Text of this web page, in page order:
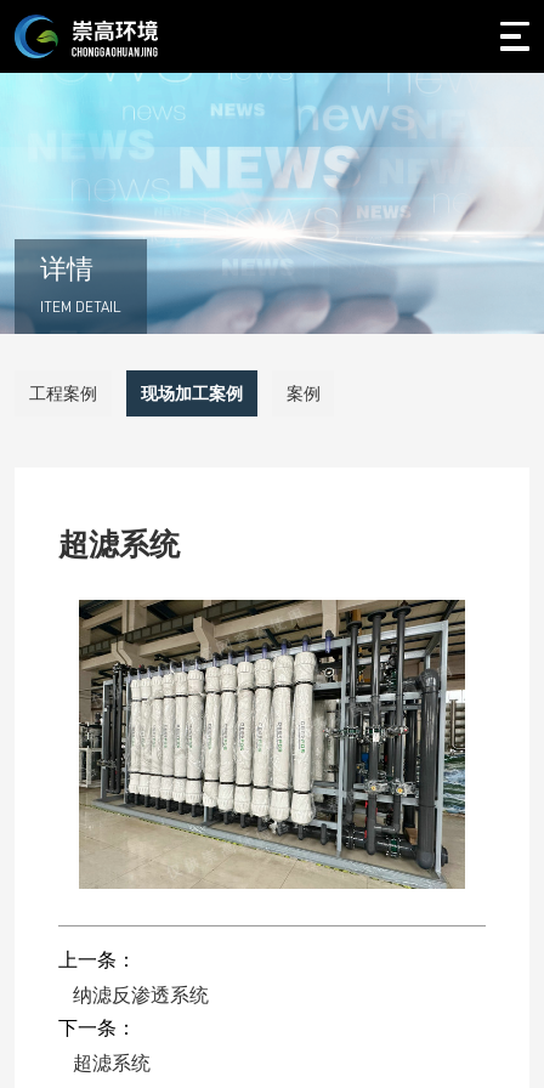
详情
ITEM DETAIL
工程案例 现场加工案例 案例
超滤系统
上一条：
纳滤反渗透系统
下一条：
超滤系统